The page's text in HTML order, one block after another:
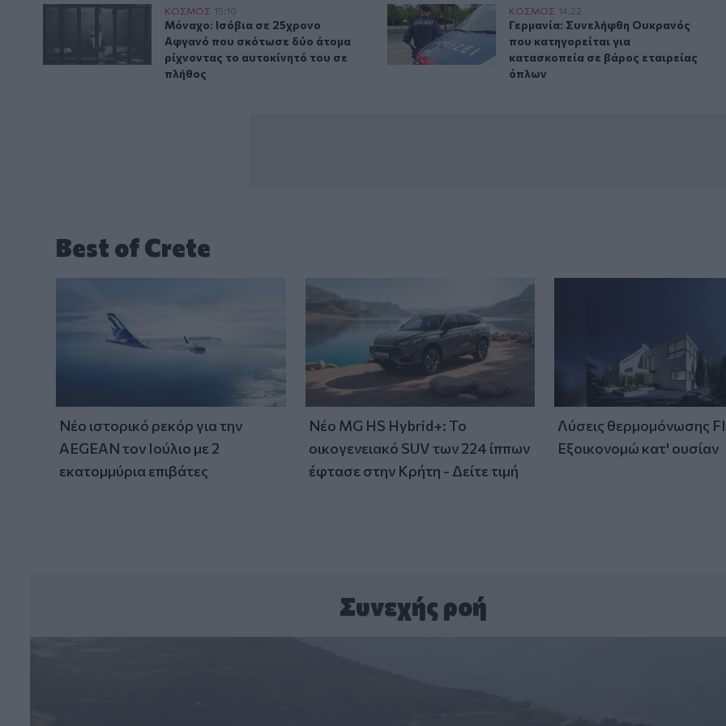
Μόναχο: Ισόβια σε 25χρονο Αφγανό που σκότωσε δύο άτομα ρίχνοντας το αυτοκίνητό του σε πλήθος
ΚΟΣΜΟΣ 15:10
Μόναχο: Ισόβια σε 25χρονο Αφγανό που σκότωσε δύο άτομα ρίχνοντας το αυτοκίνητό του
Μόναχο: Ισόβια σε 25χρονο
Αφγανό που σκότωσε δύο άτομα
ρίχνοντας το αυτοκίνητό του σε
πλήθος
Γερμανία: Συνελήφθη Ουκρανός που κατηγορείται για
ΚΟΣΜΟΣ 14:22
Γερμανία: Συνελήφθη Ουκρανός που
Γερμανία: Συνελήφθη Ουκρανός
που κατηγορείται για
κατασκοπεία σε βάρος εταιρείας
όπλων
Best of Crete
Νέο ιστορικό ρεκόρ για την
AEGEAN τον Ιούλιο με 2
εκατομμύρια επιβάτες
Νέο MG HS Hybrid+: Το
οικογενειακό SUV των 224 ίππων
έφτασε στην Κρήτη - Δείτε τιμή
Λύσεις θερμομόνωσης
Εξοικονομώ κατ' ουσίαν
Συνεχής ροή